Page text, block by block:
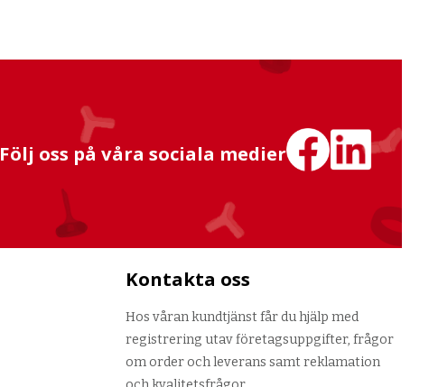
Följ oss på våra sociala medier
Kontakta oss
Hos våran kundtjänst får du hjälp med
registrering utav företagsuppgifter, frågor
om order och leverans samt reklamation